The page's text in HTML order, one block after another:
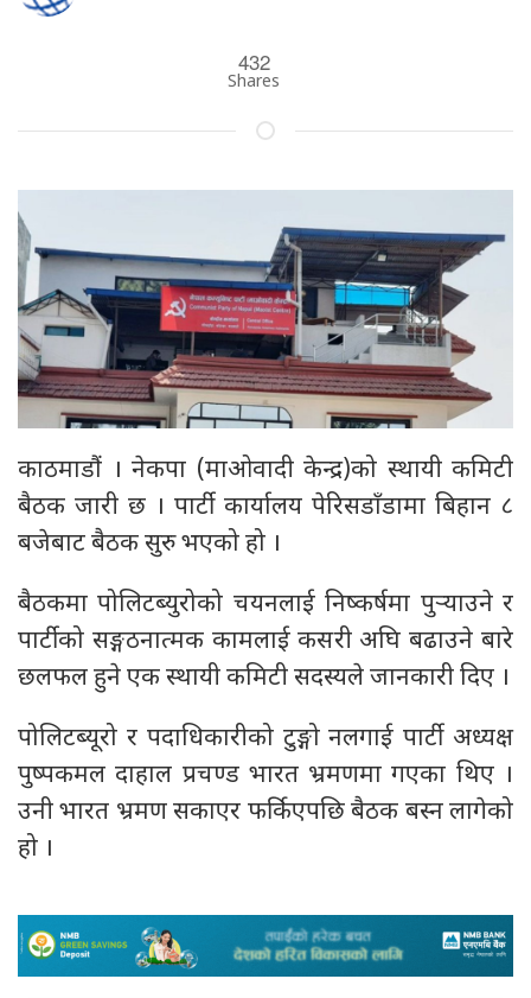
432
Shares
काठमाडौं । नेकपा (माओवादी केन्द्र)को स्थायी कमिटी
बैठक जारी छ । पार्टी कार्यालय पेरिसडाँडामा बिहान ८
बजेबाट बैठक सुरु भएको हो ।
बैठकमा पोलिटब्युरोको चयनलाई निष्कर्षमा पुर्‍याउने र
पार्टीको सङ्गठनात्मक कामलाई कसरी अघि बढाउने बारे
छलफल हुने एक स्थायी कमिटी सदस्यले जानकारी दिए ।
पोलिटब्यूरो र पदाधिकारीको टुङ्गो नलगाई पार्टी अध्यक्ष
पुष्पकमल दाहाल प्रचण्ड भारत भ्रमणमा गएका थिए ।
उनी भारत भ्रमण सकाएर फर्किएपछि बैठक बस्न लागेको
हो ।